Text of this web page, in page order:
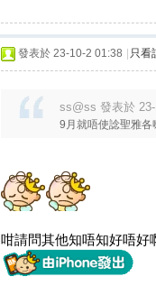
發表於 23-10-2 01:38 只看
ss@ss 發表於
9月就唔使諗聖雅各
咁請問其他知唔知好唔好